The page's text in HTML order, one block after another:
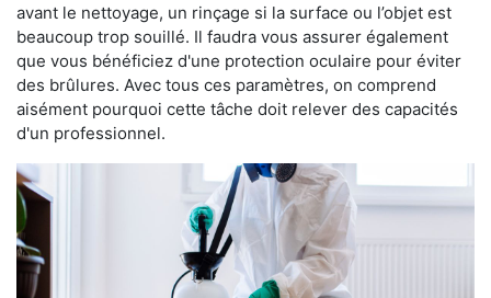
avant le nettoyage, un rinçage si la surface ou l’objet est
beaucoup trop souillé. Il faudra vous assurer également
que vous bénéficiez d'une protection oculaire pour éviter
des brûlures. Avec tous ces paramètres, on comprend
aisément pourquoi cette tâche doit relever des capacités
d'un professionnel.